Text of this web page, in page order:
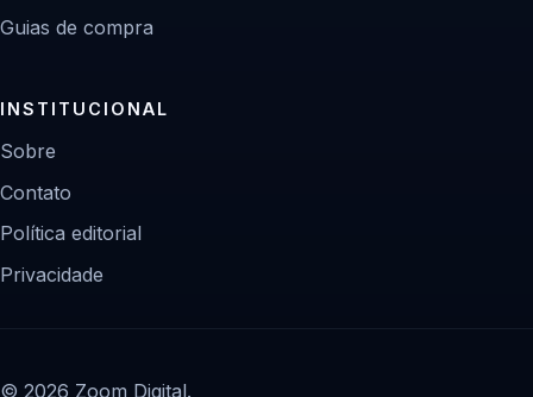
Guias de compra
INSTITUCIONAL
Sobre
Contato
Política editorial
Privacidade
© 2026 Zoom Digital.